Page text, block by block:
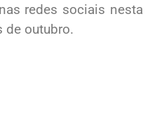
redes sociais nesta
de outubro.